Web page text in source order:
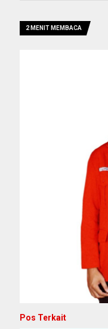
2 MENIT MEMBACA
Pos Terkait